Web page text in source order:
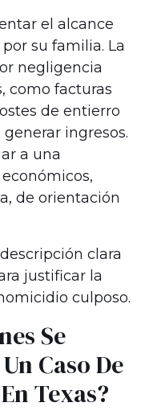
el alcance
su familia. La
negligencia
como facturas
de entierro
ingresos.
a una
de orientación
clara
justificar la
culposo.
Se
Caso De
Texas?